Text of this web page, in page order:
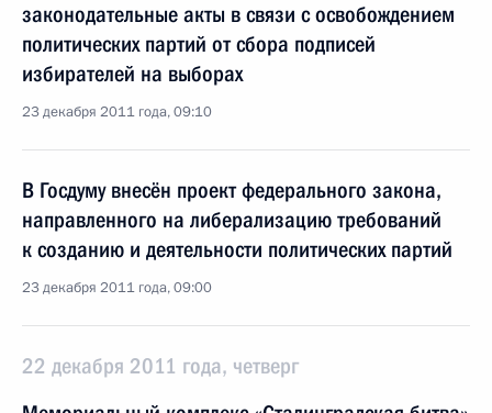
законодательные акты в связи с освобождением
политических партий от сбора подписей
избирателей на выборах
23 декабря 2011 года, 09:10
В Госдуму внесён проект федерального закона,
направленного на либерализацию требований
к созданию и деятельности политических партий
23 декабря 2011 года, 09:00
22 декабря 2011 года, четверг